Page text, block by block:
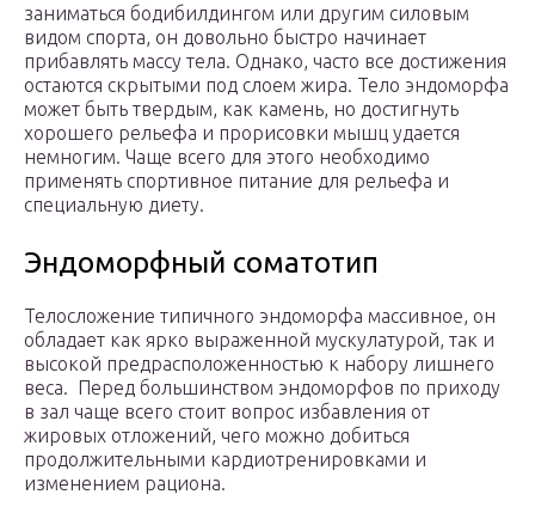
заниматься бодибилдингом или другим силовым
видом спорта, он довольно быстро начинает
прибавлять массу тела. Однако, часто все достижения
остаются скрытыми под слоем жира. Тело эндоморфа
может быть твердым, как камень, но достигнуть
хорошего рельефа и прорисовки мышц удается
немногим. Чаще всего для этого необходимо
применять спортивное питание для рельефа и
специальную диету.
Эндоморфный соматотип
Телосложение типичного эндоморфа массивное, он
обладает как ярко выраженной мускулатурой, так и
высокой предрасположенностью к набору лишнего
веса. Перед большинством эндоморфов по приходу
в зал чаще всего стоит вопрос избавления от
жировых отложений, чего можно добиться
продолжительными кардиотренировками и
изменением рациона.